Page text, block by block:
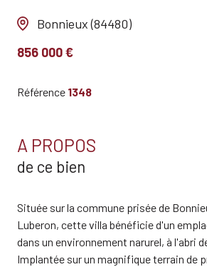
Bonnieux (84480)
856 000 €
Référence 1348
A PROPOS
de ce bien
Située sur la commune prisée de
Luberon, cette villa bénéficie d'un
dans un environnement narurel, à l'abri
Implantée sur un magnifique terrain de